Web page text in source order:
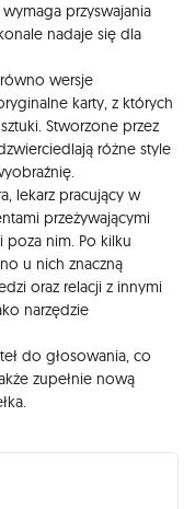
przyswajania
nadaje się dla
wersje
karty, z których
Stworzone przez
różne style
lekarz pracujący w
przeżywającymi
nim. Po kilku
u nich znaczną
oraz relacji z innymi
narzędzie
do głosowania, co
zupełnie nową